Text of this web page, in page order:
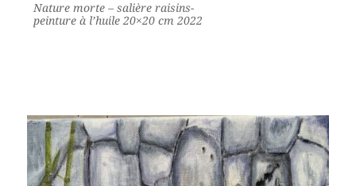
Nature morte – salière raisins-
peinture à l’huile 20×20 cm 2022